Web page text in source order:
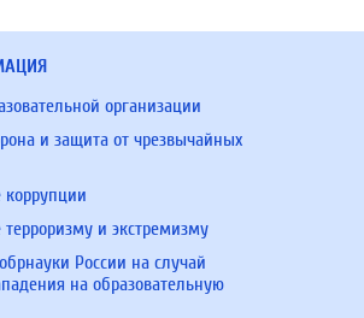
организации
и защита от чрезвычайных
коррупции
терроризму и экстремизму
России на случай
на образовательную